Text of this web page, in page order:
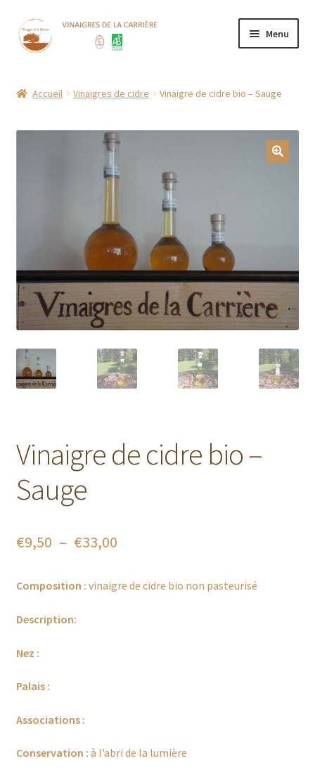
Aller
à
Aller
au
Menu
Nos points de vente
Nous trouver
Panier
Prochains marchés
Retour & échanges
Accueil Vinaigres de cidre Vinaigre de cidre bio – Sauge
Vinaigre de cidre bio –
Sauge
€9,50 – €33,00Plage
prix :
Composition : vinaigre de cidre bio non pasteurisé
Description:
Nez :
Palais :
Associations :
Conservation : à l’abri de la lumière